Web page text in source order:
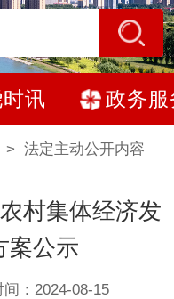
讯 政务服
法定主动公开内容
村集体经济发
案公示
间：2024-08-15